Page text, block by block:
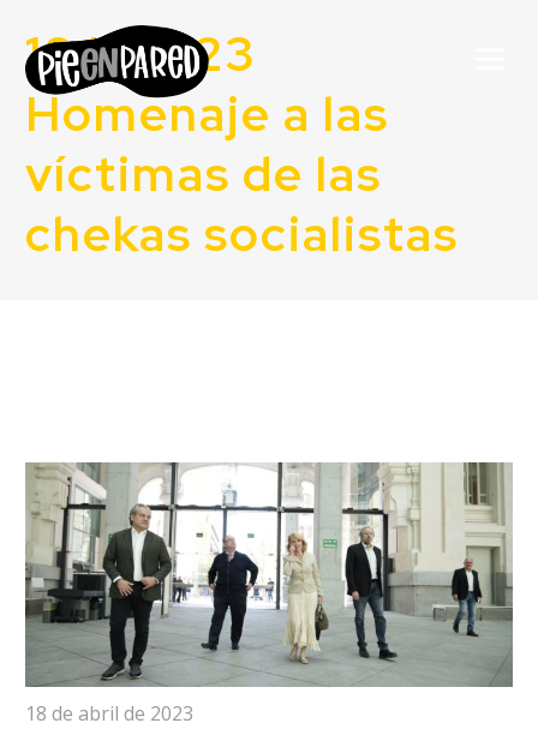
18/04/23
Homenaje a las
víctimas de las
chekas socialistas
18 de abril de 2023